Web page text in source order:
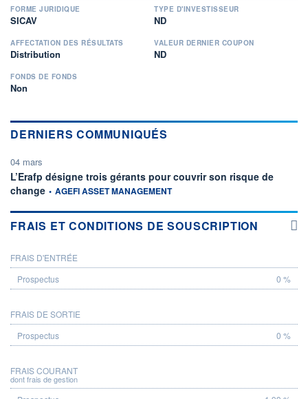
FORME JURIDIQUE
SICAV
TYPE D'INVESTISSEUR
ND
AFFECTATION DES RÉSULTATS
Distribution
VALEUR DERNIER COUPON
ND
FONDS DE FONDS
Non
DERNIERS COMMUNIQUÉS
04 mars
L’Erafp désigne trois gérants pour couvrir son risque de
change information fournie par
• AGEFI ASSET MANAGEMENT
FRAIS ET CONDITIONS DE SOUSCRIPTION
PROSPECTUS
FRAIS D'ENTRÉE
0 %
FRAIS DE SORTIE
0 %
FRAIS COURANT
dont frais de gestion